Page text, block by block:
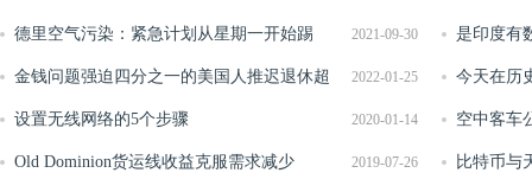
2021-09-30
德里空气污染：紧急计划从星期一开始踢 是印度有
2022-01-25
金钱问题强迫四分之一的美国人推迟退休超
过65
今天在历
的型号T到
2020-01-14
设置无线网络的5个步骤 空中客车
订单
2019-07-26
Old Dominion货运线收益克服需求减少 比特币与